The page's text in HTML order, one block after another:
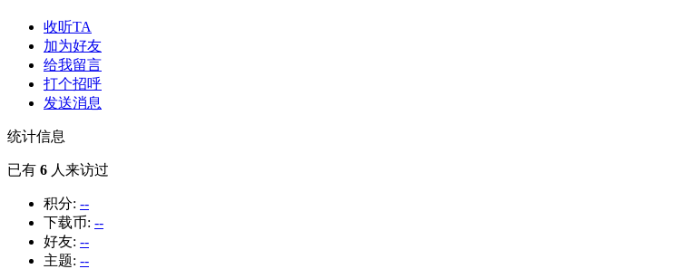
收听TA
加为好友
给我留言
打个招呼
发送消息
统计信息
已有 6 人来访过
积分: --
下载币: --
好友: --
主题: --